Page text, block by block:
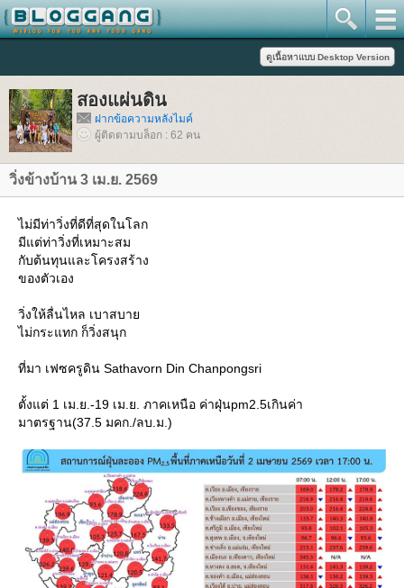
สองแผ่นดิน
ฝากข้อความหลังไมค์
ผู้ติดตามบล็อก : 62 คน
วิ่งข้างบ้าน 3 เม.ย. 2569
ไม่มีท่าวิ่งที่ดีที่สุดในโลก
มีแต่ท่าวิ่งที่เหมาะสม
กับต้นทุนและโครงสร้าง
ของตัวเอง
วิ่งให้ลื่นไหล เบาสบา
ไม่กระแทก ก็วิ่งสนุก
ที่มา เฟซครูดิน Sathavorn Din Chanpongsri
ตั้งแต่ 1 เม.ย.-19 เม.ย. ภาคเหนือ ค่าฝุ่นpm2.5เกินค่า
มาตรฐาน(37.5 มคก./ลบ.ม.)